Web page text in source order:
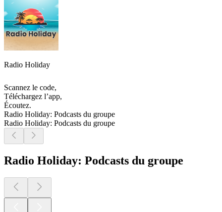
Radio Holiday
Scannez le code,
Téléchargez l’app,
Écoutez.
Radio Holiday: Podcasts du groupe
Radio Holiday: Podcasts du groupe
Radio Holiday: Podcasts du groupe